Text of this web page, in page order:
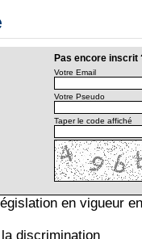
Pas encore inscrit
Votre Email
Votre Pseudo
Taper le code affiché